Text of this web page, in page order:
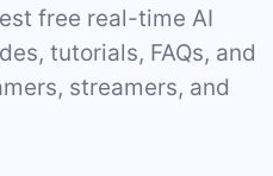
free real-time AI
tutorials, FAQs, and
streamers, and